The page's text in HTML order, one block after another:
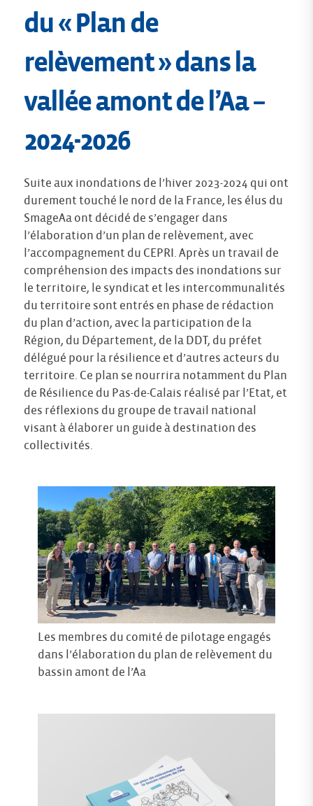
du « Plan de
relèvement » dans la
vallée amont de l’Aa–
2024-2026
Suite aux inondations de l’hiver 2023-2024 qui ont
durement touché le nord de la France, les élus du
SmageAa ont décidé de s’engager dans
l’élaboration d’un plan de relèvement, avec
l’accompagnement du CEPRI. Après un travail de
compréhension des impacts des inondations sur
le territoire, le syndicat et les intercommunalités
du territoire sont entrés en phase de rédaction
du plan d’action, avec la participation de la
Région, du Département, de la DDT, du préfet
délégué pour la résilience et d’autres acteurs du
territoire. Ce plan se nourrira notamment du Plan
de Résilience du Pas-de-Calais réalisé par l’Etat, et
des réflexions du groupe de travail national
visant à élaborer un guide à destination des
collectivités.
Les membres du comité de pilotage engagés
dans l’élaboration du plan de relèvement du
bassin amont de l’Aa